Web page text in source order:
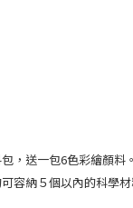
，送一包6色彩繪顏料。
容納５個以內的科學材